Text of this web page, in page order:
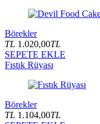
Börekler
TL 1.020,00TL
SEPETE EKLE
Fıstık Rüyası
Börekler
TL 1.104,00TL